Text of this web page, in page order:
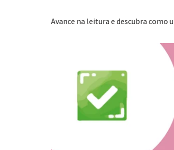
Avance na leitura e descubra